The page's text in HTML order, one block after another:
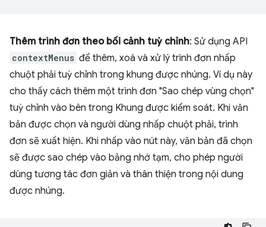
Thêm trình đơn theo bối cảnh tuỳ chỉnh: Sử dụng API
contextMenus để thêm, xoá và xử lý trình đơn nhấp
chuột phải tuỳ chỉnh trong khung được nhúng. Ví dụ này
cho thấy cách thêm một trình đơn "Sao chép vùng chọn"
tuỳ chỉnh vào bên trong Khung được kiểm soát. Khi văn
bản được chọn và người dùng nhấp chuột phải, trình
đơn sẽ xuất hiện. Khi nhấp vào nút này, văn bản đã chọn
sẽ được sao chép vào bảng nhớ tạm, cho phép người
dùng tương tác đơn giản và thân thiện trong nội dung
được nhúng.